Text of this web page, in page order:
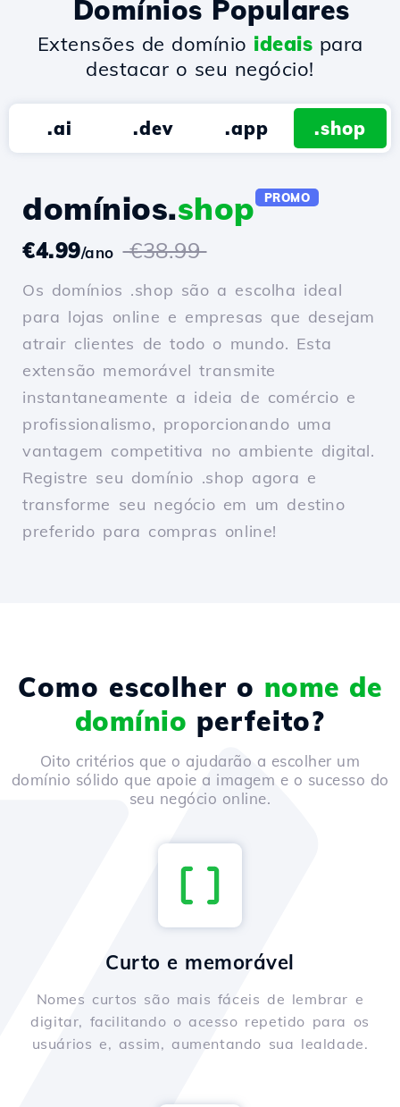
Domínios Populares
Extensões de domínio ideais para
destacar o seu negócio!
.ai .dev .app .shop
domínios.shop PROMO
€4.99/ano €38.99
Os domínios .shop são a escolha ideal
para lojas online e empresas que desejam
atrair clientes de todo o mundo. Esta
extensão memorável transmite
instantaneamente a ideia de comércio e
profissionalismo, proporcionando uma
vantagem competitiva no ambiente digital.
Registre seu domínio .shop agora e
transforme seu negócio em um destino
preferido para compras online!
Como escolher o nome de
domínio perfeito?
Oito critérios que o ajudarão a escolher um
domínio sólido que apoie a imagem e o sucesso do
seu negócio online.
Curto e memorável
Nomes curtos são mais fáceis de lembrar e
digitar, facilitando o acesso repetido para os
usuários e, assim, aumentando sua lealdade.